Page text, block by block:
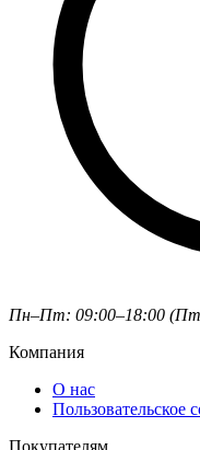
Пн–Пт: 09:00–18:00 (Пт
Компания
О нас
Пользовательское